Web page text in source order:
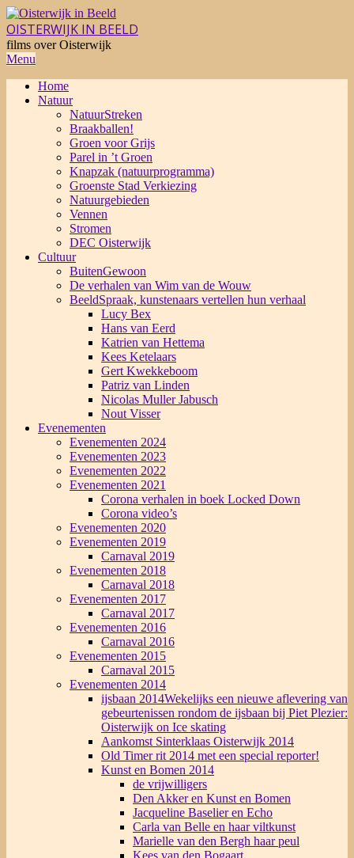
Skip
to
content
OISTERWIJK IN BEELD
films over Oisterwijk
Primary
Menu
Menu
Home
Natuur
NatuurStreken
Braakballen!
Groen voor Grijs
Parel in ’t Groen
Knapzak (natuurprogramma)
Groenste Stad Verkiezing
Natuurgebieden
Vennen
Stromen
DEC Oisterwijk
Cultuur
BuitenGewoon
De verhalen van Wim van de Wouw
BeeldSpraak, kunstenaars vertellen hun verhaal
Lucy Bex
Hans van Eerd
Katrien van Hettema
Kees Ketelaars
Gert Kwekkeboom
Patriz van Linden
Nicolas Muller Jabusch
Nout Visser
Evenementen
Evenementen 2024
Evenementen 2023
Evenementen 2022
Evenementen 2021
Corona verhalen in boek Locked Down
Corona video’s
Evenementen 2020
Evenementen 2019
Carnaval 2019
Evenementen 2018
Carnaval 2018
Evenementen 2017
Carnaval 2017
Evenementen 2016
Carnaval 2016
Evenementen 2015
Carnaval 2015
Evenementen 2014
ijsbaan 2014Wekelijks een nieuwe aflevering van
gebeurtenissen rondom de ijsbaan bij Piet Plezier:
Oisterwijk on Ice skating
Aankomst Sinterklaas Oisterwijk 2014
Old Timer rit 2014 met een special reporter!
Kunst en Bomen 2014
de vrijwilligers
Den Akker en Kunst en Bomen
Jacqueline Baselier en Echo
Carla van Belle en haar viltkunst
Marielle van den Bergh haar peul
Kees van den Bogaart